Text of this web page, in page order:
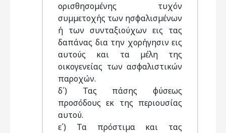
ορισθησοµένης τυχόν
συµµετοχής των ησφαλισµένων
ή των συνταξιούχων εις τας
δαπάνας δια την χορήγησιν εις
αυτούς και τα µέλη της
οικογενείας των ασφαλιστικών
παροχών.
δ΄) Τας πάσης φύσεως
προσόδους εκ της περιουσίας
αυτού.
ε΄) Τα πρόστιµα και τας